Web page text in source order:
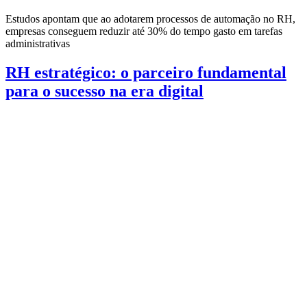
Estudos apontam que ao adotarem processos de automação no RH,
empresas conseguem reduzir até 30% do tempo gasto em tarefas
administrativas
RH estratégico: o parceiro fundamental
para o sucesso na era digital